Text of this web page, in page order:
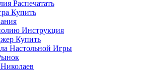
Распечатать
Купить
Инструкция
Купить
Настольной Игры